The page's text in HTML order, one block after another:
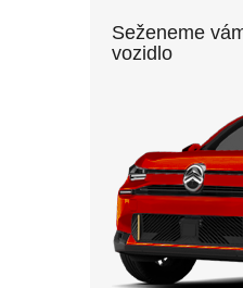
Seženeme
vozidlo